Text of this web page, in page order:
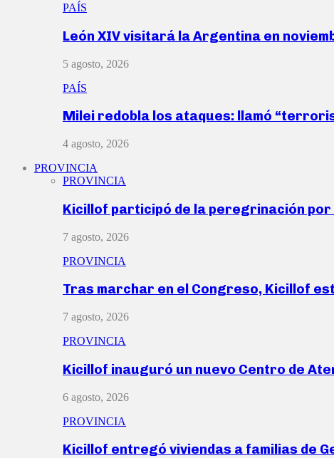
PAÍS
León XIV visitará la Argentina en
5 agosto, 2026
PAÍS
Milei redobla los ataques: llamó
4 agosto, 2026
PROVINCIA
PROVINCIA
Kicillof participó de la peregrinación por
7 agosto, 2026
PROVINCIA
Tras marchar en el Congreso, Kicillof
7 agosto, 2026
PROVINCIA
Kicillof inauguró un nuevo Centro de
6 agosto, 2026
PROVINCIA
Kicillof entregó viviendas a familias de